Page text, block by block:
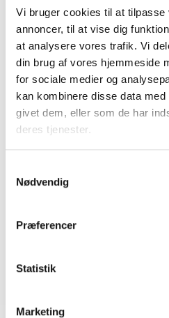
Vi bruger cookies til at tilpasse
annoncer, til at vise dig
at analysere vores trafik. Vi
din brug af vores hjemmeside
for sociale medier og
kan kombinere disse data
givet dem, eller som de har
deres tjenester.
Nødvendig
Præferencer
Statistik
Marketing
BL INFORMERER
Nye krav om
ejendomme skal være
2027
08. juni 2026
BL INFORMERER
Ansvar for nødforsyning
forsyningssvigt